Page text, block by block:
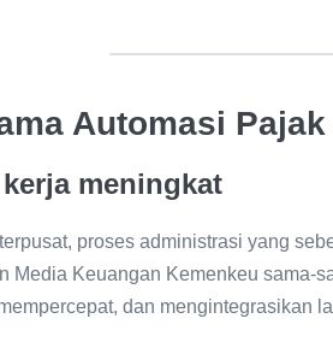
Automasi
meningkat
proses administrasi yang
Media Keuangan Kemenkeu sama-
dan mengintegrasikan